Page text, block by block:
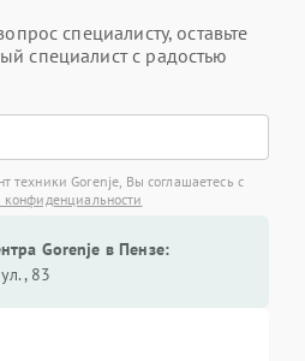
специалисту, оставьте
специалист с радостью
техники Gorenje, Вы соглашаетесь с
Gorenje в Пензе:
83